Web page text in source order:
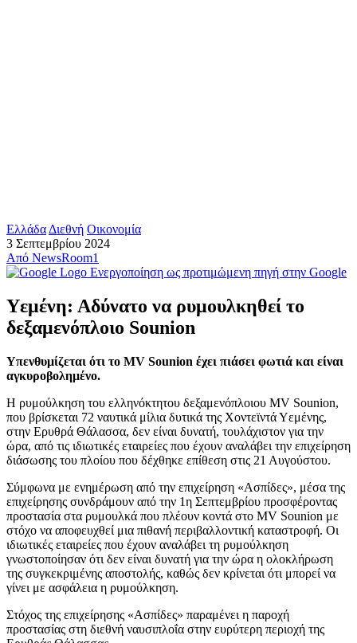
Ελλάδα Διεθνή Οικονομία
3 Σεπτεμβρίου 2024
Από NewsRoom1
Ενεργοποίηση ως προτιμώμενη πηγή στην Google
Υεμένη: Αδύνατο να ρυμουλκηθεί το
δεξαμενόπλοιο Sounion
Υπενθυμίζεται ότι το MV Sounion έχει πιάσει φωτιά και είναι
αγκυροβολημένο.
Η ρυμούλκηση του ελληνόκτητου δεξαμενόπλοιου MV Sounion,
που βρίσκεται 72 ναυτικά μίλια δυτικά της Χοντεϊντά Υεμένης,
στην Ερυθρά Θάλασσα, δεν είναι δυνατή, τουλάχιστον για την
ώρα, από τις ιδιωτικές εταιρείες που έχουν αναλάβει την επιχείρηση
διάσωσης του πλοίου που δέχθηκε επίθεση στις 21 Αυγούστου.
Σύμφωνα με ενημέρωση από την επιχείρηση «Ασπίδες», μέσα της
επιχείρησης συνδράμουν από την 1η Σεπτεμβρίου προσφέροντας
προστασία στα ρυμουλκά που πλέουν κοντά στο MV Sounion με
στόχο να αποφευχθεί μια πιθανή περιβαλλοντική καταστροφή. Οι
ιδιωτικές εταιρείες που έχουν αναλάβει τη ρυμούλκηση
γνωστοποίησαν ότι δεν είναι δυνατή για την ώρα η ολοκλήρωση
της συγκεκριμένης αποστολής, καθώς δεν κρίνεται ότι μπορεί να
γίνει με ασφάλεια η ρυμούλκηση.
Στόχος της επιχείρησης «Ασπίδες» παραμένει η παροχή
προστασίας στη διεθνή ναυσιπλοΐα στην ευρύτερη περιοχή της